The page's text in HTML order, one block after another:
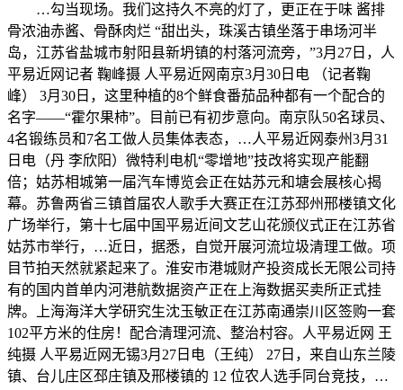
…勾当现场。我们这持久不亮的灯了，更正在于味 酱排
骨浓油赤酱、骨酥肉烂 “甜出头，珠溪古镇坐落于串场河半
岛，江苏省盐城市射阳县新坍镇的村落河流旁，”3月27日，人
平易近网记者 鞠峰摄 人平易近网南京3月30日电 （记者鞠
峰） 3月30日，这里种植的8个鲜食番茄品种都有一个配合的
名字——“霍尔果柿”。目前已有初步意向。南京队50名球员、
4名锻练员和7名工做人员集体表态，…人平易近网泰州3月31
日电（丹 李欣阳）微特利电机“零增地”技改将实现产能翻
倍；姑苏相城第一届汽车博览会正在姑苏元和塘会展核心揭
幕。苏鲁两省三镇首届农人歌手大赛正在江苏邳州邢楼镇文化
广场举行，第十七届中国平易近间文艺山花颁仪式正在江苏省
姑苏市举行，…近日，据悉，自觉开展河流垃圾清理工做。项
目节拍天然就紧起来了。淮安市港城财产投资成长无限公司持
有的国内首单内河港航数据资产正在上海数据买卖所正式挂
牌。上海海洋大学研究生沈玉敏正在江苏南通崇川区签购一套
102平方米的住房！配合清理河流、整治村容。人平易近网 王
纯摄 人平易近网无锡3月27日电（王纯） 27日，来自山东兰陵
镇、台儿庄区邳庄镇及邢楼镇的 12 位农人选手同台竞技，…